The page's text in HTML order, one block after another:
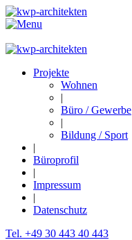
Projekte
Wohnen
|
Büro / Gewerbe
|
Bildung / Sport
|
Büroprofil
|
Impressum
|
Datenschutz
Tel. +49 30 443 40 443